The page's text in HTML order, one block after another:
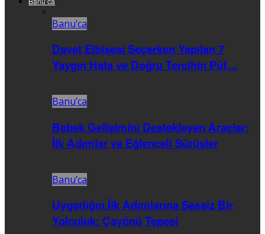
Banu’ca
Davet Elbisesi Seçerken Yapılan 7
Yaygın Hata ve Doğru Tercihin Püf…
Banu’ca
Bebek Gelişimini Destekleyen Araçlar:
İlk Adımlar ve Eğlenceli Sürüşler
Banu’ca
Uygarlığın İlk Adımlarına Sessiz Bir
Yolculuk: Çayönü Tepesi